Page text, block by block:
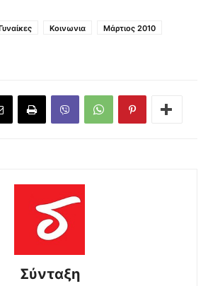
Κοινωνια
Μάρτιος 2010
Σύνταξη